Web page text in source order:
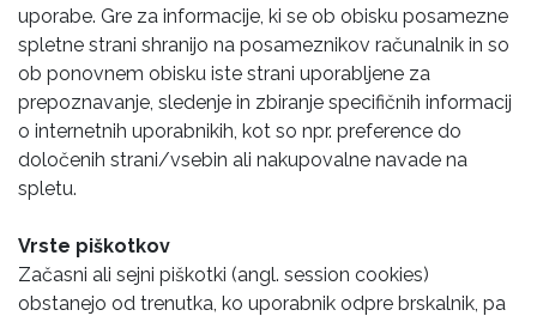
uporabe. Gre za informacije, ki se ob obisku posamezne
spletne strani shranijo na posameznikov računalnik in so
ob ponovnem obisku iste strani uporabljene za
prepoznavanje, sledenje in zbiranje specifičnih informacij
o internetnih uporabnikih, kot so npr. preference do
določenih strani/vsebin ali nakupovalne navade na
spletu.
Vrste piškotkov
Začasni ali sejni piškotki (angl. session cookies)
obstanejo od trenutka, ko uporabnik odpre brskalnik, pa